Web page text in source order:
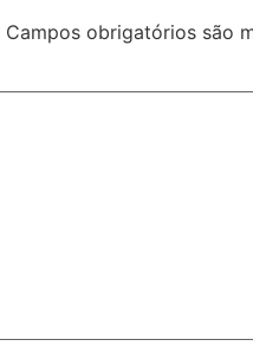
Campos obrigatórios são